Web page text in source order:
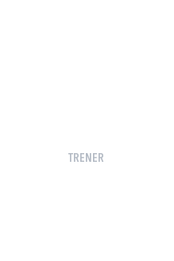
TRENER